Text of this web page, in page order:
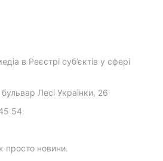
в Реєстрі суб’єктів у сфері
Лесі Українки, 26
54
просто новини.